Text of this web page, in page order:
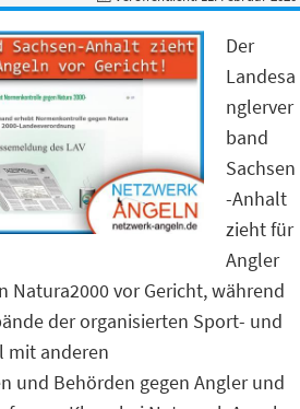
Der
Landesa
nglerver
band
Sachsen
-Anhalt
zieht für
Angler
Natura2000 vor Gericht, während
der organisierten Sport- und
mit anderen
und Behörden gegen Angler und